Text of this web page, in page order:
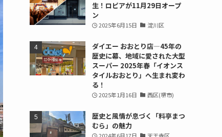
生！ロピアが11月29日オープ
ン
2025年6月15日 淀川区
ダイエー おおとり店—45年の
歴史に幕、地域に愛された大型
スーパー 2025年春「イオンス
タイルおおとり」へ生まれ変わ
る！
2025年1月16日 西区(堺市)
歴史と風情が息づく「料亭まつ
むら」の魅力
2024年6月17日 天王寺区